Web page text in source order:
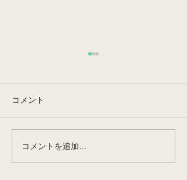
笹羅のメイキング動画
（限定公開）
コメント
コメントを追加…